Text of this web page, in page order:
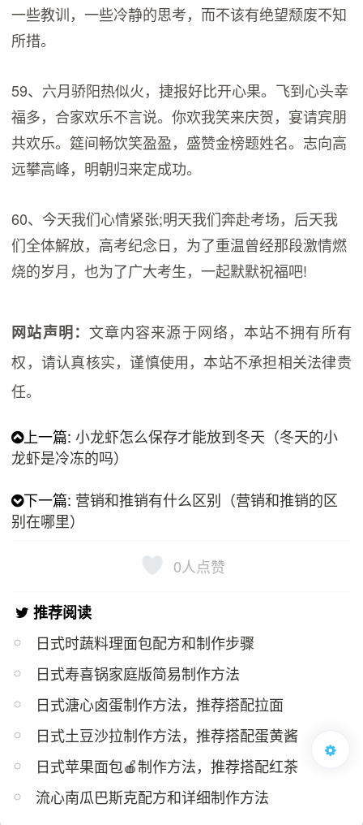
一些教训，一些冷静的思考，而不该有绝望颓废不知
所措。
59、六月骄阳热似火，捷报好比开心果。飞到心头幸
福多，合家欢乐不言说。你欢我笑来庆贺，宴请宾朋
共欢乐。筵间畅饮笑盈盈，盛赞金榜题姓名。志向高
远攀高峰，明朝归来定成功。
60、今天我们心情紧张;明天我们奔赴考场，后天我
们全体解放，高考纪念日，为了重温曾经那段激情燃
烧的岁月，也为了广大考生，一起默默祝福吧!
网站声明： 文章内容来源于网络，本站不拥有所有
权，请认真核实，谨慎使用，本站不承担相关法律责
任。
上一篇:小龙虾怎么保存才能放到冬天（冬天的小
龙虾是冷冻的吗）
下一篇: 营销和推销有什么区别（营销和推销的区
别在哪里）
0人点赞
推荐阅读
日式时蔬料理面包配方和制作步骤
日式寿喜锅家庭版简易制作方法
日式溏心卤蛋制作方法，推荐搭配拉面
日式土豆沙拉制作方法，推荐搭配蛋黄酱
日式苹果面包🍎制作方法，推荐搭配红茶
流心南瓜巴斯克配方和详细制作方法